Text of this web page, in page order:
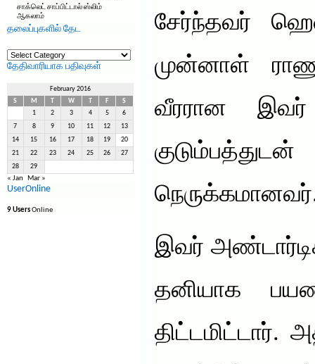
சாக்லெட் சாப்பிட்டால் ஸ்லிம்
ஆகலாம்
தலைப்புகளில் தேட
தலைப்புகளில்
தேட
தேதிவாரியாக பதிவுகள்
February 2016
S
M W F
S
1
2 3 4 5 6
7 8 9 10 11 12 13
14 15 16 17 18 19 20
21 22 23 24 25 26 27
28 29
« Jan Mar »
UserOnline
9 UsersOnline
சேர்ந்தவர்
முன்னாள்
வீரரான இவர்
இவர்
தனியாக
திட்டமிட்டார்.